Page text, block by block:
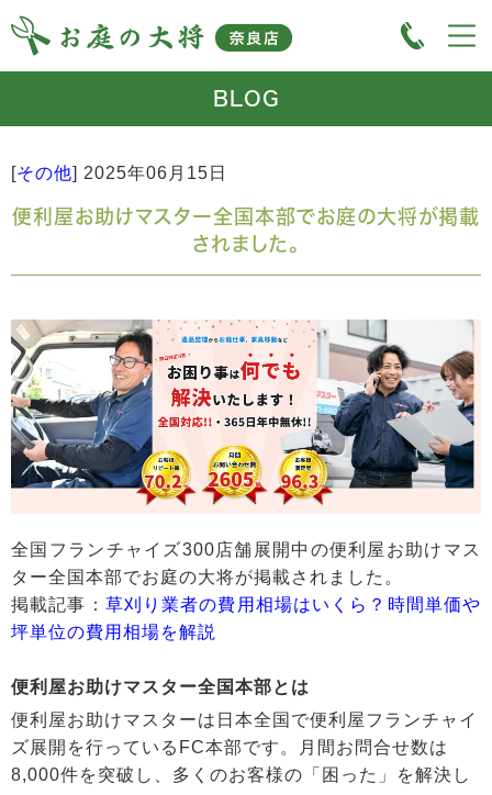
BLOG
[その他] 2025年06月15日
便利屋お助けマスター全国本部でお庭の大将が掲載
されました。
全国フランチャイズ300店舗展開中の便利屋お助けマス
ター全国本部でお庭の大将が掲載されました。
掲載記事： 草刈り業者の費用相場はいくら？時間単価や
坪単位の費用相場を解説
便利屋お助けマスター全国本部とは
便利屋お助けマスターは日本全国で便利屋フランチャイ
ズ展開を行っているFC本部です。月間お問合せ数は
8,000件を突破し、多くのお客様の「困った」を解決し